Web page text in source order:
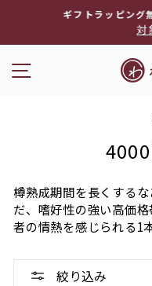
ギフトラッピング
対
樽熟成期間を長くする
だ、嗜好性の強い高価
者の情熱を感じられる1
絞り込み